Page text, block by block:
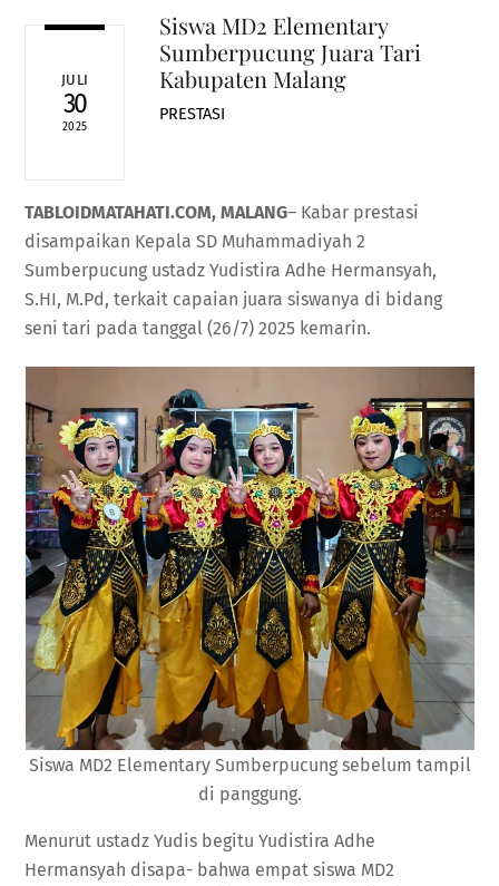
JULI
30
2025
Siswa MD2 Elementary
Sumberpucung Juara Tari
Kabupaten Malang
PRESTASI
TABLOIDMATAHATI.COM, MALANG– Kabar prestasi
disampaikan Kepala SD Muhammadiyah 2
Sumberpucung ustadz Yudistira Adhe Hermansyah,
S.HI, M.Pd, terkait capaian juara siswanya di bidang
seni tari pada tanggal (26/7) 2025 kemarin.
Siswa MD2 Elementary Sumberpucung sebelum tampil
di panggung.
Menurut ustadz Yudis begitu Yudistira Adhe
Hermansyah disapa- bahwa empat siswa MD2